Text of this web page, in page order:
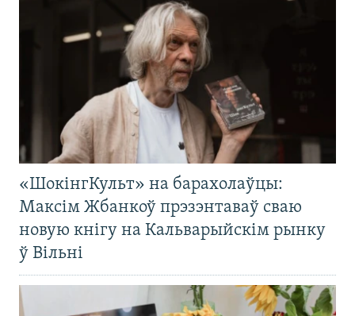
«ШокінгКульт» на барахолаўцы:
Максім Жбанкоў прэзэнтаваў сваю
новую кнігу на Кальварыйскім рынку
ў Вільні